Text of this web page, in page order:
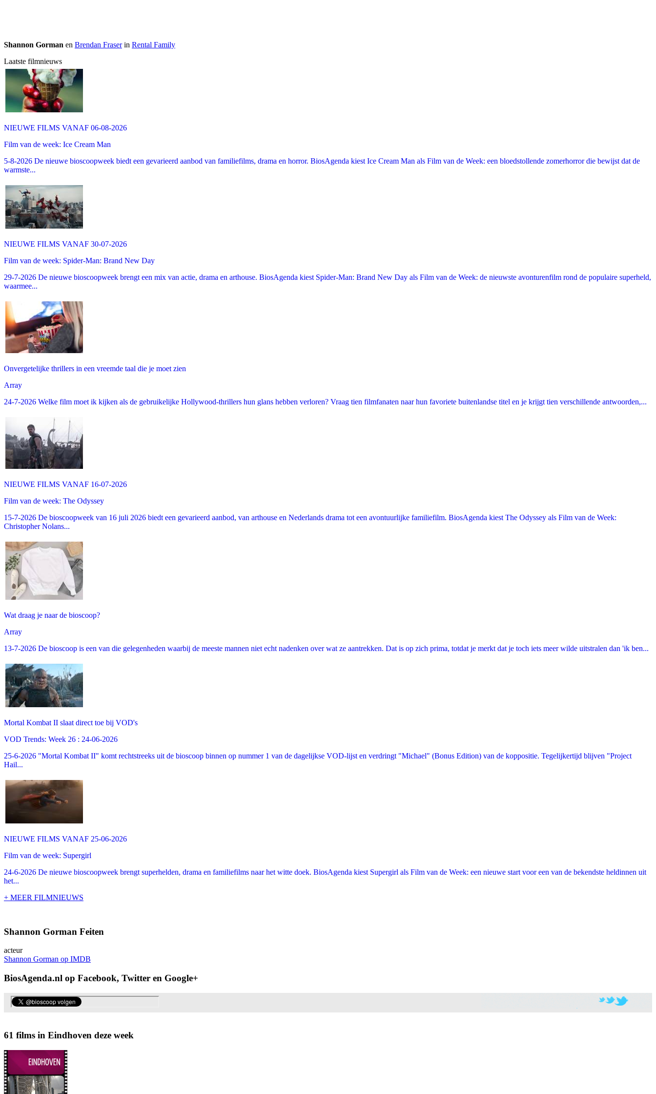
Shannon Gorman en Brendan Fraserin Rental Family
Laatste filmnieuws
NIEUWE FILMS VANAF 06-08-2026
Film van de week: Ice Cream Man
5-8-2026 De nieuwe bioscoopweek biedt een gevarieerd aanbod van familiefilms, drama en horror. BiosAgenda kiest Ice Cream Man als Film van de Week: een bloedstollende zomerhorror die bewijst dat de
warmste...
NIEUWE FILMS VANAF 30-07-2026
Film van de week: Spider-Man: Brand New Day
29-7-2026 De nieuwe bioscoopweek brengt een mix van actie, drama en arthouse. BiosAgenda kiest Spider-Man: Brand New Day als Film van de Week: de nieuwste avonturenfilm rond de populaire superheld,
waarmee...
Onvergetelijke thrillers in een vreemde taal die je moet zien
Array
24-7-2026 Welke film moet ik kijken als de gebruikelijke Hollywood-thrillers hun glans hebben verloren? Vraag tien filmfanaten naar hun favoriete buitenlandse titel en je krijgt tien verschillende antwoorden,...
NIEUWE FILMS VANAF 16-07-2026
Film van de week: The Odyssey
15-7-2026 De bioscoopweek van 16 juli 2026 biedt een gevarieerd aanbod, van arthouse en Nederlands drama tot een avontuurlijke familiefilm. BiosAgenda kiest The Odyssey als Film van de Week:
Christopher Nolans...
Wat draag je naar de bioscoop?
Array
13-7-2026 De bioscoop is een van die gelegenheden waarbij de meeste mannen niet echt nadenken over wat ze aantrekken. Dat is op zich prima, totdat je merkt dat je toch iets meer wilde uitstralen dan 'ik ben...
Mortal Kombat II slaat direct toe bij VOD's
VOD Trends: Week 26 : 24-06-2026
25-6-2026 "Mortal Kombat II" komt rechtstreeks uit de bioscoop binnen op nummer 1 van de dagelijkse VOD-lijst en verdringt "Michael" (Bonus Edition) van de koppositie. Tegelijkertijd blijven "Project
Hail...
NIEUWE FILMS VANAF 25-06-2026
Film van de week: Supergirl
24-6-2026 De nieuwe bioscoopweek brengt superhelden, drama en familiefilms naar het witte doek. BiosAgenda kiest Supergirl als Film van de Week: een nieuwe start voor een van de bekendste heldinnen uit
het...
+ MEER FILMNIEUWS
Shannon Gorman Feiten
acteur
Shannon Gorman op IMDB
BiosAgenda.nl op Facebook, Twitter en Google+
61 films in Eindhoven deze week